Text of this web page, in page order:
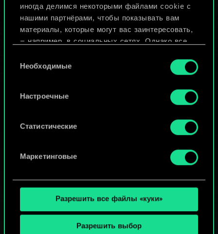
иногда делимся некоторыми файлами cookie с
нашими партнёрами, чтобы показывать вам
материалы, которые могут вас заинтересовать,
— например, в социальных сетях. Однако все
разрешения.
Найти подробную информацию о том, как мы
используем ваши файлы cookie, и изменить
«Настройки» ниже.
согласия
Необходимые
Настроечные
Статистические
Маркетинговые
Разрешить все файлы «куки»
Разрешить выбор
ИЛИ